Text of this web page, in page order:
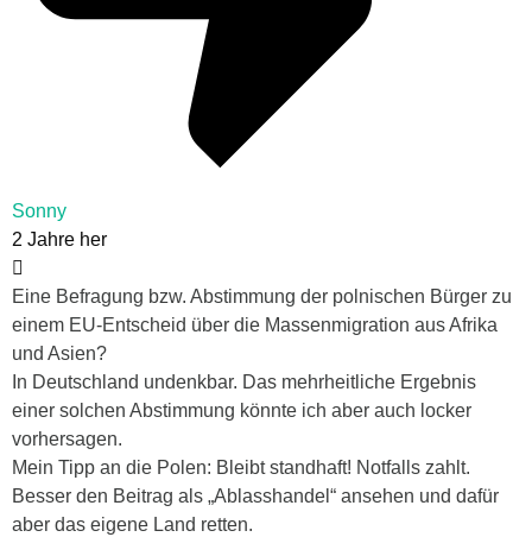
Sonny
2 Jahre her
Eine Befragung bzw. Abstimmung der polnischen Bürger zu
einem EU-Entscheid über die Massenmigration aus Afrika
und Asien?
In Deutschland undenkbar. Das mehrheitliche Ergebnis
einer solchen Abstimmung könnte ich aber auch locker
vorhersagen.
Mein Tipp an die Polen: Bleibt standhaft! Notfalls zahlt.
Besser den Beitrag als „Ablasshandel“ ansehen und dafür
aber das eigene Land retten.